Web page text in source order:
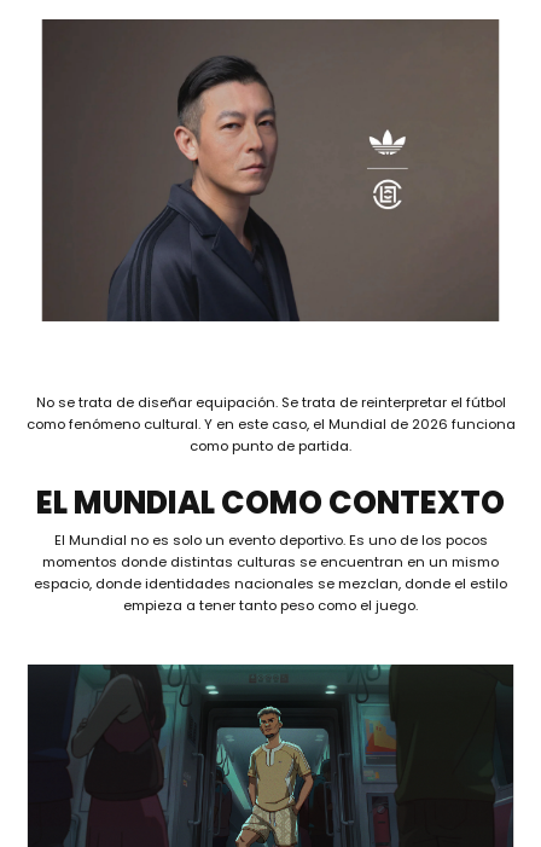
No se trata de diseñar equipación. Se trata de reinterpretar el fútbol
como fenómeno cultural. Y en este caso, el Mundial de 2026 funciona
como punto de partida.
EL MUNDIAL COMO CONTEXTO
El Mundial no es solo un evento deportivo. Es uno de los pocos
momentos donde distintas culturas se encuentran en un mismo
espacio, donde identidades nacionales se mezclan, donde el estilo
empieza a tener tanto peso como el juego.